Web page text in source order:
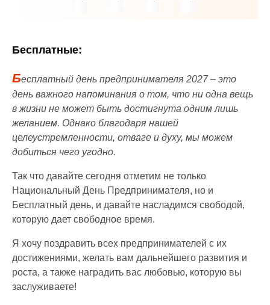
Бесплатные:
Бесплатный день предпринимателя 2027 – это
день важного напоминания о том, что ни одна вещь
в жизни не может быть достигнута одним лишь
желанием. Однако благодаря нашей
целеустремленности, отваге и духу, мы можем
добиться чего угодно.
Так что давайте сегодня отметим не только
Национальный День Предпринимателя, но и
Бесплатный день, и давайте насладимся свободой,
которую дает свободное время.
Я хочу поздравить всех предпринимателей с их
достижениями, желать вам дальнейшего развития и
роста, а также наградить вас любовью, которую вы
заслуживаете!